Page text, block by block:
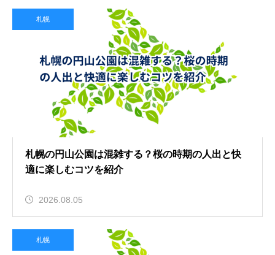
札幌
札幌の円山公園は混雑する？桜の時期の人出と快
適に楽しむコツを紹介
2026.08.05
札幌